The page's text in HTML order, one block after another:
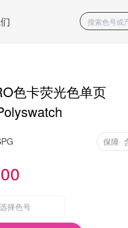
色卡荧光色单页
保障·
择色号